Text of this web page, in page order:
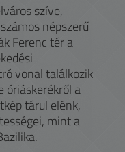
szíve,
népszerű
Ferenc tér a
vonal találkozik
óriáskerékről a
tárul elénk,
mint a